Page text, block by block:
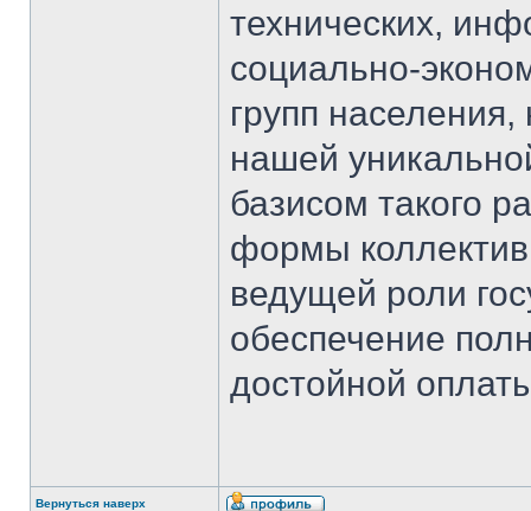
технических,
социально-
групп
нашей
базисом такого
формы
ведущей роли
обеспечение
достойной
Вернуться наверх